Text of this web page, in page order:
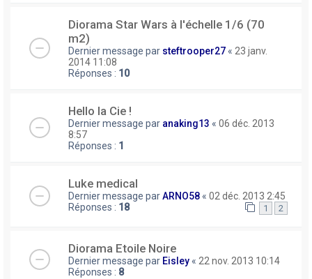
Diorama Star Wars à l'échelle 1/6 (70
m2)
Dernier message par steftrooper27 « 23 janv.
2014 11:08
Réponses : 10
Hello la Cie !
Dernier message par anaking13 « 06 déc. 2013
8:57
Réponses : 1
Luke medical
Dernier message parARNO58 « 02 déc. 2013 2:45
Réponses : 18 1 2
Diorama Etoile Noire
Dernier message par Eisley « 22 nov. 2013 10:14
Réponses : 8